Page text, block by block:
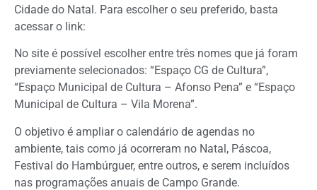
Cidade do Natal. Para escolher o seu preferido, basta
acessar o link:
No site é possível escolher entre três nomes que já foram
previamente selecionados: “Espaço CG de Cultura”,
“Espaço Municipal de Cultura – Afonso Pena” e “Espaço
Municipal de Cultura – Vila Morena”.
O objetivo é ampliar o calendário de agendas no
ambiente, tais como já ocorreram no Natal, Páscoa,
Festival do Hambúrguer, entre outros, e serem incluídos
nas programações anuais de Campo Grande.